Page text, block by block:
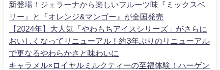
新登場！ジェラーナから楽しいフルーツ味『ミックスベ
リー』と『オレンジ&マンゴー』が全国発売
【2024年】大人気「やわもちアイスシリーズ」がさらに
おいしくなってリニューアル！約3年ぶりのリニューアル
で更なるやわらかさと味わいに
キャラメル×ロイヤルミルクティーの至福体験！ハーゲン